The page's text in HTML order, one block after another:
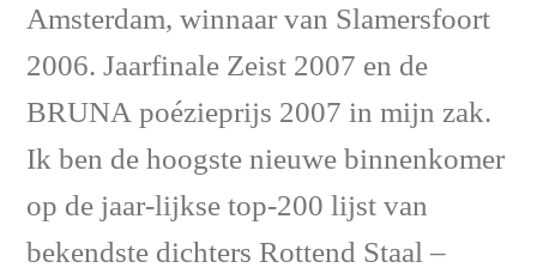
Amsterdam, winnaar van Slamersfoort
2006. Jaarfinale Zeist 2007 en de
BRUNA poézieprijs 2007 in mijn zak.
Ik ben de hoogste nieuwe binnenkomer
op de jaar-lijkse top-200 lijst van
bekendste dichters Rottend Staal –